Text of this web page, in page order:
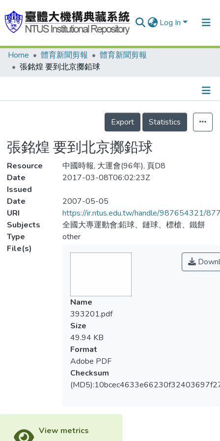
Log In
Communities & Collections
Statistics
Home 體育新聞剪報
體育新聞剪報
張銘煌 要到北京擲鉛球
Details
Export
Statistics
張銘煌 要到北京擲鉛球
Resource
中國時報, 大運會(96年), 頁D8
Date
Issued
2017-03-08T06:02:23Z
Date
2007-05-05
URI
https://ir.ntus.edu.tw/handle/987654321/
Subjects
全國大專運動會;鉛球、鏈球、標槍、鐵餅
Type
other
File(s)
Name
393201.pdf
Size
49.94 KB
Format
Adobe PDF
Checksum
View metrics